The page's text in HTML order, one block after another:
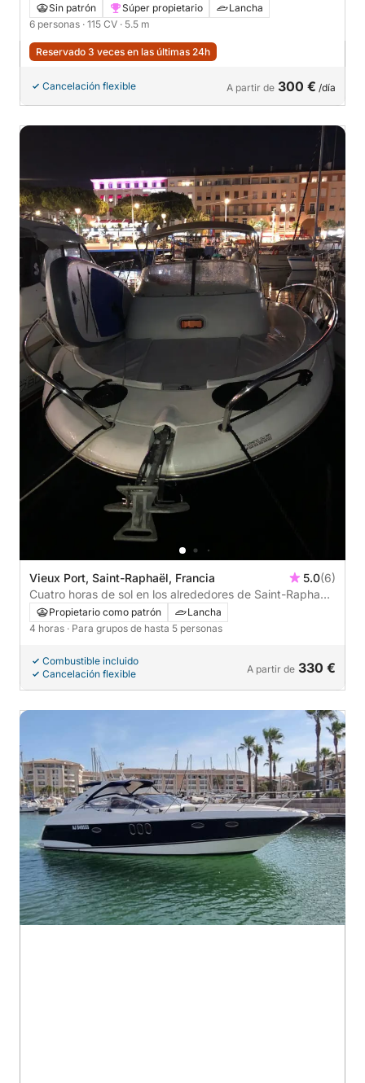
Sin patrón Súper propietario
Lancha
6 personas · 115 CV · 5.5 m
Reservado 3 veces en las últimas 24h
Cancelación flexible A partir de 300 € /día
Vieux Port, Saint-Raphaël, Francia 5.0(6)
Cuatro horas de sol en los alrededores de Saint-Raphaël
en lancha motora. Patrón y combustible incluidos.
Propietario como patrón
Lancha
4 horas · Para grupos de hasta 5 personas
Combustible incluido
Cancelación flexible
A partir de 330 €